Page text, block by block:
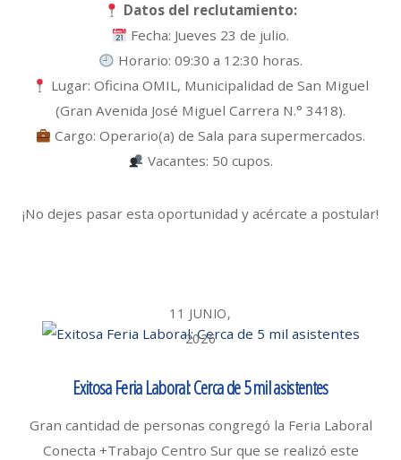
Datos del reclutamiento:
Fecha: Jueves 23 de julio.
Horario: 09:30 a 12:30 horas.
Lugar: Oficina OMIL, Municipalidad de San Miguel
(Gran Avenida José Miguel Carrera N.° 3418).
Cargo: Operario(a) de Sala para supermercados.
Vacantes: 50 cupos.
¡No dejes pasar esta oportunidad y acércate a postular!
11 JUNIO,
2026
Exitosa Feria Laboral: Cerca de 5 mil asistentes
Gran cantidad de personas congregó la Feria Laboral
Conecta +Trabajo Centro Sur que se realizó este